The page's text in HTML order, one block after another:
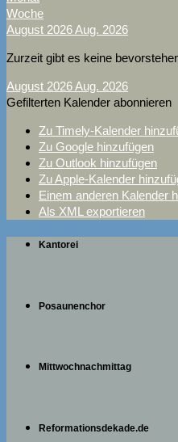
Woche
August 2026Aug. 2026
Zurzeit gibt es keine
August 2026Aug. 2026
Gefilterten Kalender abonnieren
Zu Timely-Kalender
Zu Google hinzufügen
Zu Outlook hinzufügen
Zu Apple-Kalender
Einem anderen Kalender
Als XML exportieren
Kantorei
Posaunenchor
Mittwochnachmittag
Reformationsdekade.de